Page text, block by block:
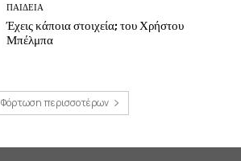
ΠΑΙΔΕΙΑ
Έχεις κάποια στοιχεία; του Χρήστου
Μπέλμπα
Φόρτωση περισσοτέρων